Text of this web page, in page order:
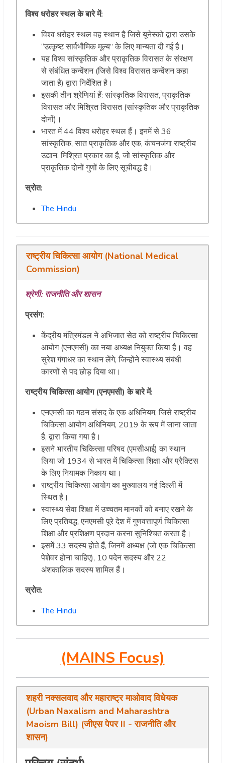
विश्व धरोहर स्थल के बारे में:
विश्व धरोहर स्थल वह स्थान है जिसे यूनेस्को द्वारा उसके
“उत्कृष्ट सार्वभौमिक मूल्य” के लिए मान्यता दी गई है।
यह विश्व सांस्कृतिक और प्राकृतिक विरासत के संरक्षण
से संबंधित कन्वेंशन (जिसे विश्व विरासत कन्वेंशन कहा
जाता है) द्वारा निर्देशित है।
इसकी तीन श्रेणियां हैं: सांस्कृतिक विरासत, प्राकृतिक
विरासत और मिश्रित विरासत (सांस्कृतिक और प्राकृतिक
दोनों)।
भारत में 44 विश्व धरोहर स्थल हैं। इनमें से 36
सांस्कृतिक, सात प्राकृतिक और एक, कंचनजंगा राष्ट्रीय
उद्यान, मिश्रित प्रकार का है, जो सांस्कृतिक और
प्राकृतिक दोनों गुणों के लिए सूचीबद्ध है।
स्रोत:
The Hindu
राष्ट्रीय चिकित्सा आयोग (National Medical
Commission)
श्रेणी: राजनीति और शासन
प्रसंग:
केंद्रीय मंत्रिमंडल ने अभिजात सेठ को राष्ट्रीय चिकित्सा
आयोग (एनएमसी) का नया अध्यक्ष नियुक्त किया है। वह
सुरेश गंगाधर का स्थान लेंगे, जिन्होंने स्वास्थ्य संबंधी
कारणों से पद छोड़ दिया था।
राष्ट्रीय चिकित्सा आयोग (एनएमसी) के बारे में:
एनएमसी का गठन संसद के एक अधिनियम, जिसे राष्ट्रीय
चिकित्सा आयोग अधिनियम, 2019 के रूप में जाना जाता
है, द्वारा किया गया है।
इसने भारतीय चिकित्सा परिषद (एमसीआई) का स्थान
लिया जो 1934 से भारत में चिकित्सा शिक्षा और प्रैक्टिस
के लिए नियामक निकाय था।
राष्ट्रीय चिकित्सा आयोग का मुख्यालय नई दिल्ली में
स्थित है।
स्वास्थ्य सेवा शिक्षा में उच्चतम मानकों को बनाए रखने के
लिए प्रतिबद्ध, एनएमसी पूरे देश में गुणवत्तापूर्ण चिकित्सा
शिक्षा और प्रशिक्षण प्रदान करना सुनिश्चित करता है।
इसमें 33 सदस्य होते हैं, जिनमें अध्यक्ष (जो एक चिकित्सा
पेशेवर होना चाहिए), 10 पदेन सदस्य और 22
अंशकालिक सदस्य शामिल हैं।
स्रोत:
The Hindu
(MAINS Focus)
शहरी नक्सलवाद और महाराष्ट्र माओवाद विधेयक
(Urban Naxalism and Maharashtra
Maoism Bill) (जीएस पेपर II - राजनीति और
शासन)